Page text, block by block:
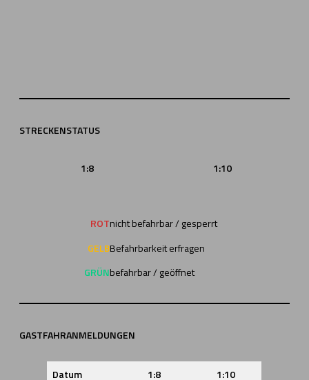
STRECKENSTATUS
1:8 1:10
ROT
GELB
GRÜN
nicht befahrbar / gesperrt
Befahrbarkeit erfragen
befahrbar / geöffnet
GASTFAHRANMELDUNGEN
Datum 1:8
1:10